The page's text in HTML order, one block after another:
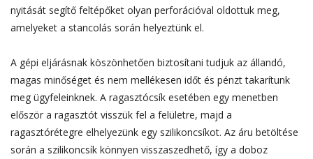
nyitását segítő feltépőket olyan perforációval oldottuk meg,
amelyeket a stancolás során helyeztünk el.
A gépi eljárásnak köszönhetően biztosítani tudjuk az állandó,
magas minőséget és nem mellékesen időt és pénzt takarítunk
meg ügyfeleinknek. A ragasztócsík esetében egy menetben
először a ragasztót visszük fel a felületre, majd a
ragasztórétegre elhelyezünk egy szilikoncsíkot. Az áru betöltése
során a szilikoncsík könnyen visszaszedhető, így a doboz